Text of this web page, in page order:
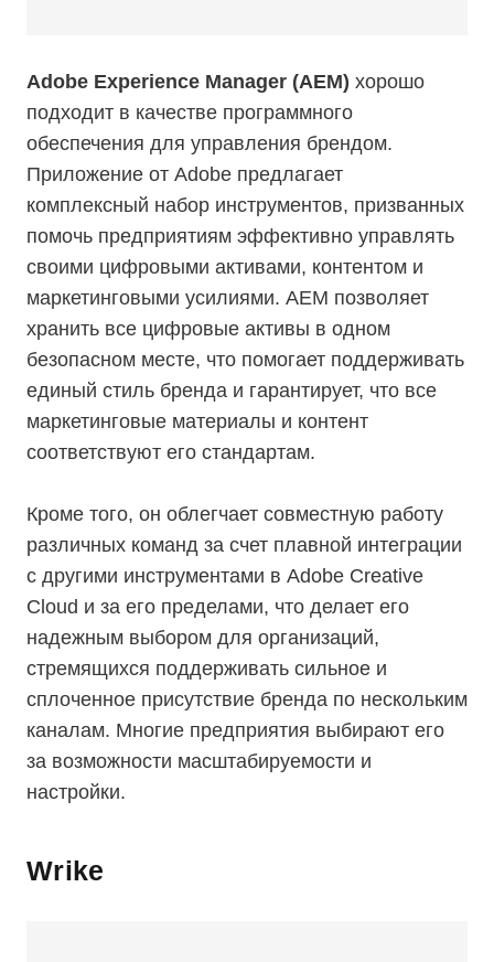
Adobe Experience Manager (AEM) хорошо
подходит в качестве программного
обеспечения для управления брендом.
Приложение от Adobe предлагает
комплексный набор инструментов, призванных
помочь предприятиям эффективно управлять
своими цифровыми активами, контентом и
маркетинговыми усилиями. AEM позволяет
хранить все цифровые активы в одном
безопасном месте, что помогает поддерживать
единый стиль бренда и гарантирует, что все
маркетинговые материалы и контент
соответствуют его стандартам.
Кроме того, он облегчает совместную работу
различных команд за счет плавной интеграции
с другими инструментами в Adobe Creative
Cloud и за его пределами, что делает его
надежным выбором для организаций,
стремящихся поддерживать сильное и
сплоченное присутствие бренда по нескольким
каналам. Многие предприятия выбирают его
за возможности масштабируемости и
настройки.
Wrike